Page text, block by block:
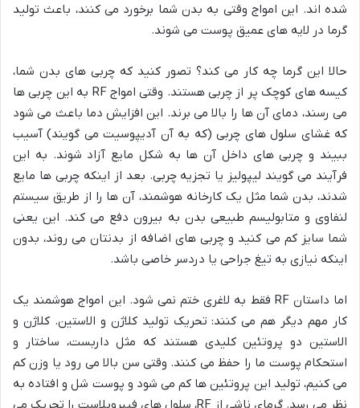
شده اند. این امواج وقتی به بدن شما برخورد می کنند، باعث تولید
گرما در لایه های عمیق پوست می شوند.
حالا این گرما چه کار می کند؟ تصور کنید که چربی های بدن شما،
کیسه های کوچک پر از چربی هستند. وقتی امواج RF به این چربی ها
می رسند، دمای آن ها را بالا می برند. این افزایش دما باعث می شود
که غشای سلول های چربی (که به آن آدیپوسیت می گویند) آسیب
ببیند و چربی های داخل آن ها به شکل مایع آزاد شوند. به این
فرآیند می گویند لیپولیز یا تجزیه چربی. بعد از اینکه چربی ها مایع
شدند، بدن شما مثل یک کارخانه هوشمند، آن ها را از طریق سیستم
لنفاوی و متابولیسم طبیعی بدن به بیرون دفع می کند. این یعنی
شما سایز کم می کنید و چربی های اضافه از بدنتان می روند، بدون
اینکه نیازی به تیغ جراحی یا دردسر خاصی باشد.
اما داستان RF فقط به لاغری ختم نمی شود. این امواج هوشمند یک
کار مهم دیگر هم می کنند: تحریک تولید کلاژن و الاستین. کلاژن و
الاستین دو پروتئین کلیدی هستند که مثل داربست، ساختار و
استحکام پوست ما را حفظ می کنند. وقتی سن بالا می رود یا وزن کم
می کنیم، تولید این پروتئین ها کم می شود و پوست شل و افتاده به